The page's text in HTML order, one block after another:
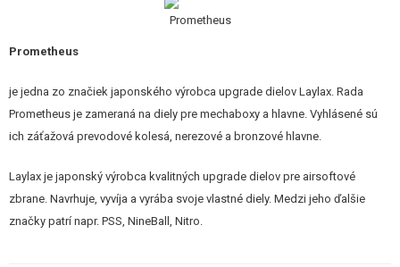
KONTAKT
presnosti. Pre správne fungovanie flat systému je potrebné používať
hop-up).
Prometheus
je jedna zo značiek japonského výrobca upgrade dielov Laylax. Rada
Prometheus je zameraná na diely pre mechaboxy a hlavne. Vyhlásené sú
ich záťažová prevodové kolesá, nerezové a bronzové hlavne.
Laylax je japonský výrobca kvalitných upgrade dielov pre airsoftové
zbrane. Navrhuje, vyvíja a vyrába svoje vlastné diely. Medzi jeho ďalšie
značky patrí napr. PSS, NineBall, Nitro.